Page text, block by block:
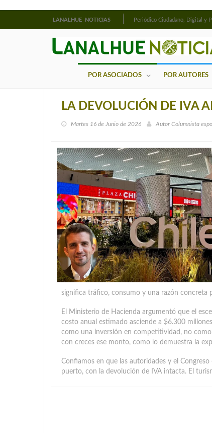
LANALHUE NOTICIAS Periódico Ciudadano, Digital y
POR ASOCIADOS POR AUTORES
LA DEVOLUCIÓN DE IVA
Martes 16 de Junio de 2026 Autor Columnista
significa tráfico, consumo y una razón concreta
El Ministerio de Hacienda argumentó que el
costo anual estimado asciende a $6.300
como una inversión en competitividad, no
con creces ese monto, como lo demuestra la
Confiamos en que las autoridades y el
puerto, con la devolución de IVA intacta. El